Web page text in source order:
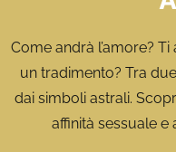
Come andrà l’amore?
un tradimento? Tra
dai simboli astrali.
affinità sessuale